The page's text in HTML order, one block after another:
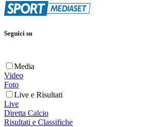
Seguici su
Media
Video
Foto
Live e Risultati
Live
Diretta Calcio
Risultati e Classifiche